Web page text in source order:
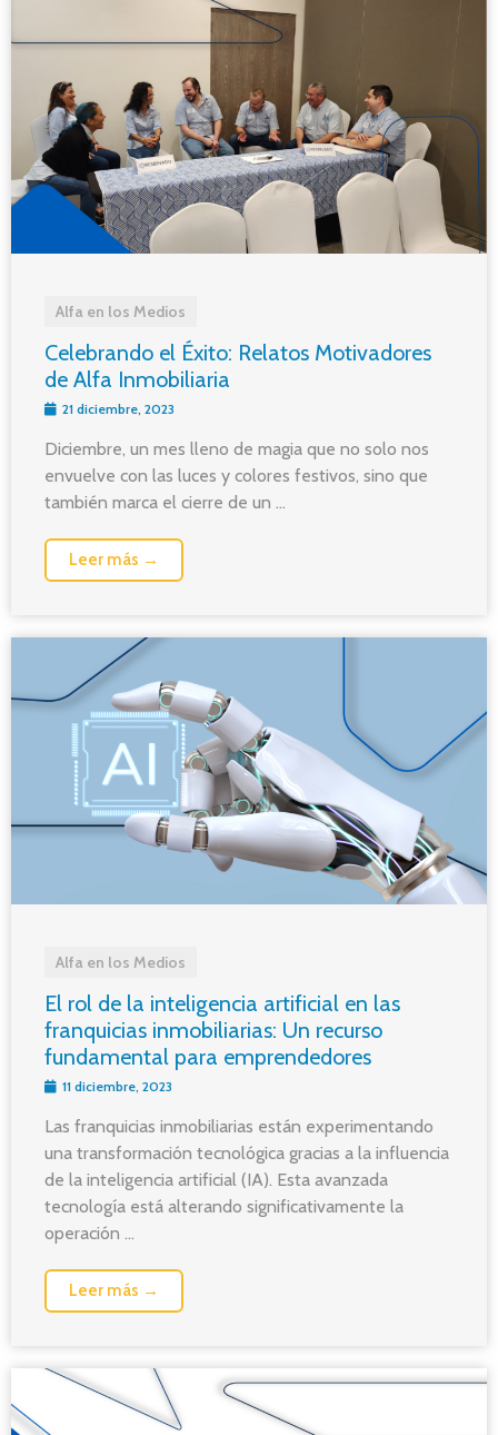
Alfa en los Medios
Celebrando el Éxito: Relatos Motivadores
de Alfa Inmobiliaria
21 diciembre, 2023
Diciembre, un mes lleno de magia que no solo nos
envuelve con las luces y colores festivos, sino que
también marca el cierre de un ...
Leer más →
Alfa en los Medios
El rol de la inteligencia artificial en las
franquicias inmobiliarias: Un recurso
fundamental para emprendedores
11 diciembre, 2023
Las franquicias inmobiliarias están experimentando
una transformación tecnológica gracias a la influencia
de la inteligencia artificial (IA). Esta avanzada
tecnología está alterando significativamente la
operación ...
Leer más →